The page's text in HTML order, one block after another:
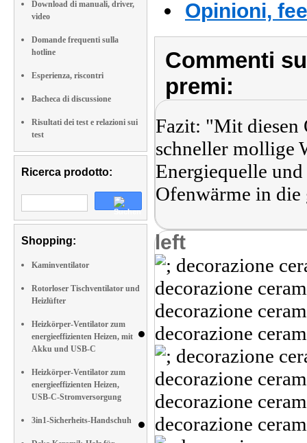
Download di manuali, driver,
video
Domande frequenti sulla
hotline
Esperienza, riscontri
Bacheca di discussione
Risultati dei test e relazioni sui
test
Ricerca prodotto:
Shopping:
Kaminventilator
Rotorloser Tischventilator und
Heizlüfter
Heizkörper-Ventilator zum
energieeffizienten Heizen, mit
Akku und USB-C
Heizkörper-Ventilator zum
energieeffizienten Heizen,
USB-C-Stromversorgung
3in1-Sicherheits-Handschuh
Opinioni,
Commenti
premi:
Fazit: "Mit diesen
schneller mollige
Energiequelle
Ofenwärme in
left